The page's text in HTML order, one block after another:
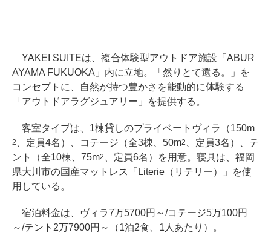
YAKEI SUITEは、複合体験型アウトドア施設「ABUR
AYAMA FUKUOKA」内に立地。「然りとて還る。」を
コンセプトに、自然が持つ豊かさを能動的に体験する
「アウトドアラグジュアリー」を提供する。
客室タイプは、1棟貸しのプライベートヴィラ（150m
2 、定員4名）、コテージ（全3棟、50m2
、定員3名）、テ
ント（全10棟、75m2
、定員6名）を用意。寝具は、福岡
県大川市の国産マットレス「Literie（リテリー）」を使
用している。
宿泊料金は、ヴィラ7万5700円～/コテージ5万100円
～/テント2万7900円～（1泊2食、1人あたり）。